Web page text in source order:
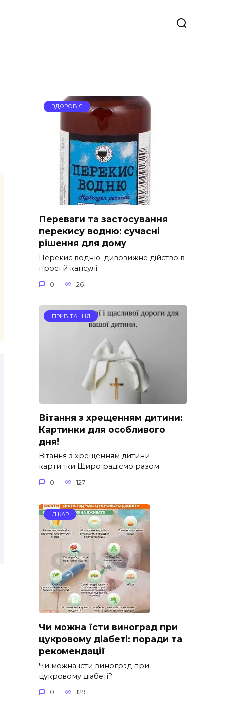
ЗДОРОВ'Я
Переваги та застосування
перекису водню: сучасні
рішення для дому
Перекис водню: дивовижне дійство в
простій капсулі
0 26
ПРИВІТАННЯ
Вітання з хрещенням дитини:
Картинки для особливого
дня!
Вітання з хрещенням дитини
картинки Щиро радіємо разом
0 127
ЛІКАР
Чи можна їсти виноград при
цукровому діабеті: поради та
рекомендації
Чи можна їсти виноград при
цукровому діабеті?
0 129